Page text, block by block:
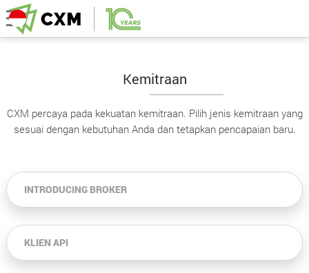
Kemitraan
CXM percaya pada kekuatan kemitraan. Pilih jenis kemitraan yang
sesuai dengan kebutuhan Anda dan tetapkan pencapaian baru.
INTRODUCING BROKER
KLIEN API